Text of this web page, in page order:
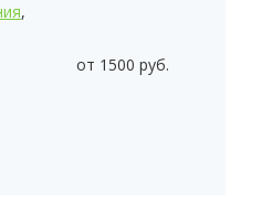
,
от 1500 руб.